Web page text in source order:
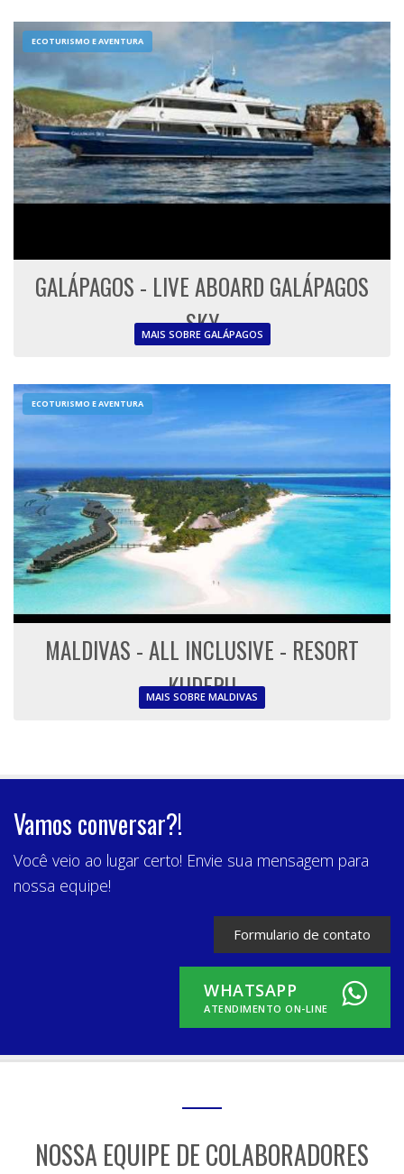
ECOTURISMO E AVENTURA
GALÁPAGOS - LIVE ABOARD GALÁPAGOS
SKY
MAIS SOBRE GALÁPAGOS
ECOTURISMO E AVENTURA
MALDIVAS - ALL INCLUSIVE - RESORT
KUDERU
MAIS SOBRE MALDIVAS
Vamos conversar?!
Você veio ao lugar certo! Envie sua mensagem para
nossa equipe!
Formulario de contato
WHATSAPP
ATENDIMENTO ON-LINE
NOSSA EQUIPE DE COLABORADORES